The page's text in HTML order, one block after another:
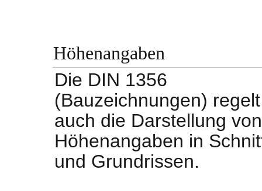
Höhenangaben
Die DIN 1356
(Bauzeichnungen)
auch die Darstellung von
Höhenangaben in
und Grundrissen.